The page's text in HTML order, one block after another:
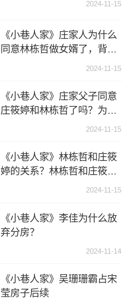
2024-11-15
《小巷人家》庄家人为什么
同意林栋哲做女婿了，背后
2024-11-15
《小巷人家》庄家父子同意
庄筱婷和林栋哲了吗？为什
么反对他们在一起？2024-11-15
《小巷人家》林栋哲和庄筱
婷的关系？林栋哲和庄筱婷
2024-11-15
《小巷人家》李佳为什么放
弃分房？
2024-11-14
《小巷人家》吴珊珊霸占宋
莹房子后续